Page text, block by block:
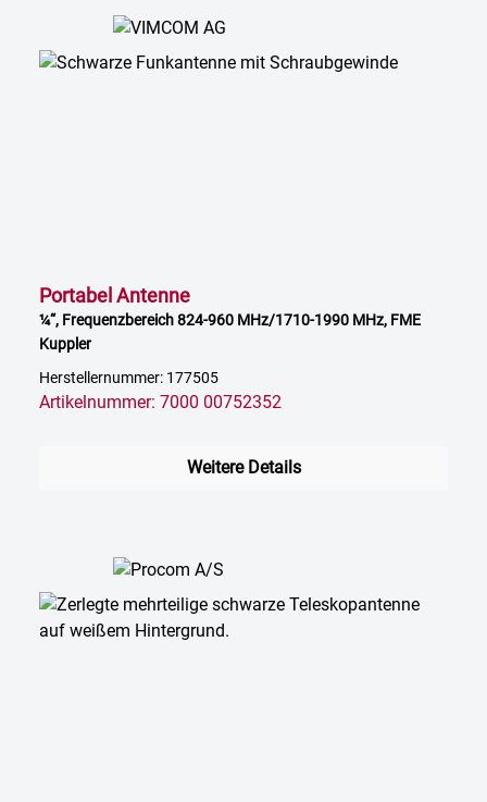
Portabel Antenne
¼“, Frequenzbereich 824-960 MHz/1710-1990 MHz, FME
Kuppler
Herstellernummer: 177505
Artikelnummer: 7000 00752352
Weitere Details